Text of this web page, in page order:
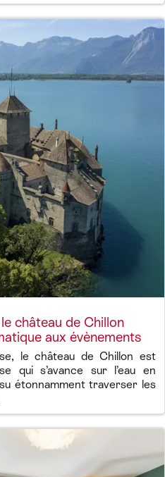
château de Chillon
aux évènements
le château de Chillon est
qui s’avance sur l’eau en
étonnamment traverser les